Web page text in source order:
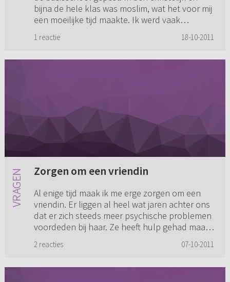
bijna de hele klas was moslim, wat het voor mij
een moeilijke tijd maakte. Ik werd vaak
1 reactie 18-10-2011
Zorgen om een vriendin
Al enige tijd maak ik me erge zorgen om een
vriendin. Er liggen al heel wat jaren achter ons
dat er zich steeds meer psychische problemen
voordeden bij haar. Ze heeft hulp gehad maar
2 reacties 07-10-2011